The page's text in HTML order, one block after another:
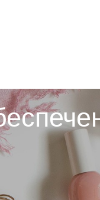
выводам.